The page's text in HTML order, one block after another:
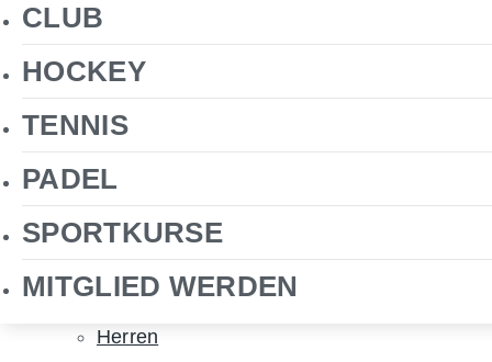
Über uns
Jobs
Clubgelände
Gastronomie
Förderverein Hockey
Kontakt
NHTC TV
Hockey
Herren
CLUB
HOCKEY
TENNIS
PADEL
SPORTKURSE
MITGLIED WERDEN